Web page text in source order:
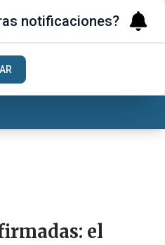
el
notificaciones?